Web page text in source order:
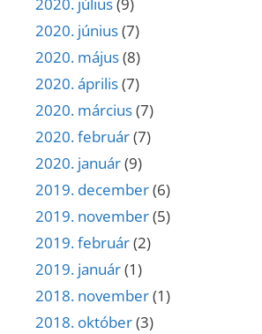
2020. július(9)
2020. június(7)
2020. május(8)
2020. április(7)
2020. március(7)
2020. február(7)
2020. január(9)
2019. december(6)
2019. november(5)
2019. február(2)
2019. január(1)
2018. november(1)
2018. október(3)